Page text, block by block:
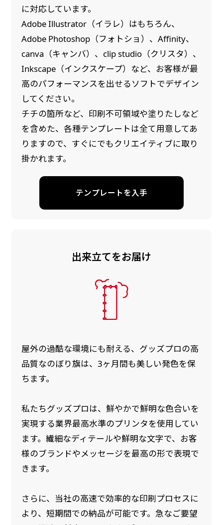
に対応しています。
Adobe Illustrator（イラレ）はもちろん、
Adobe Photoshop（フォトショ）、Affinity、
canva（キャンバ）、clip studio（クリスタ）、
Inkscape（インクスケープ）など、お客様が最
高のパフォーマンスを出せるソフトでデザイン
してください。
チチの箇所など、印刷不可領域や塗りたしなど
を含めた、各種テンプレートは全て用意してあ
りますので、すぐにでもクリエイティブに取り
掛かれます。
テンプレートを入手
出来立てをお届け
屋外の過酷な環境にも耐える、グッズプロの高
品質なのぼり旗は、3ヶ月間も美しい発色を保
ちます。
私たちグッズプロは、鮮やかで鮮明な色合いを
実現する業界最高水準のプリンタを使用してい
ます。繊細なディテールや鮮明な文字で、お客
様のブランドやメッセージを最高の形で表現で
きます。
さらに、当社の高速で効率的な印刷プロセスに
より、短期間での納品が可能です。急なご要望